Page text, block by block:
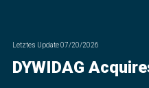
Letztes Update07/20/2026
DYWIDAG